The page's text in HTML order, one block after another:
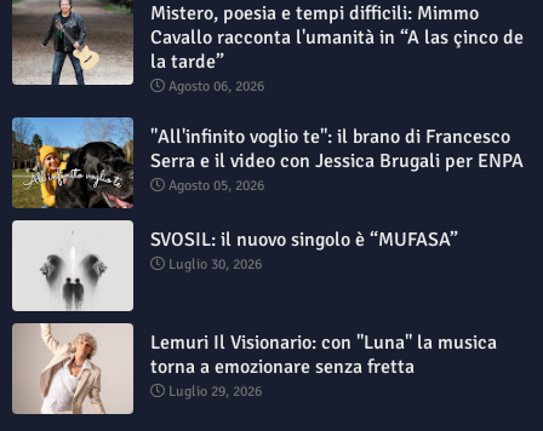
Mistero, poesia e tempi difficili: Mimmo
Cavallo racconta l'umanità in “A las çinco de
la tarde”
Agosto 06, 2026
"All'infinito voglio te": il brano di Francesco
Serra e il video con Jessica Brugali per ENPA
Agosto 05, 2026
SVOSIL: il nuovo singolo è “MUFASA”
Luglio 30, 2026
Lemuri Il Visionario: con "Luna" la musica
torna a emozionare senza fretta
Luglio 29, 2026